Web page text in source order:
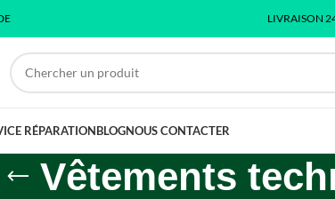
LIVRAISON
RÉPARATIONBLOGNOUS CONTACTER
Vêtements